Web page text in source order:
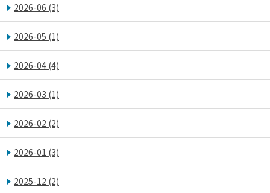
2026-06 (3)
2026-05 (1)
2026-04 (4)
2026-03 (1)
2026-02 (2)
2026-01 (3)
2025-12 (2)